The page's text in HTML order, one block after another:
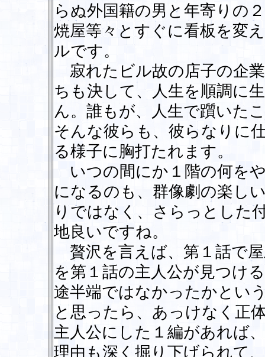
らぬ外国籍の男と年寄りの
焼屋等々とすぐに看板を変
ルです。
寂れたビル故の店子の企
ちも決して、人生を順調に
ん。誰もが、人生で躓いた
そんな彼らも、彼らなりに
る様子に胸打たれます。
いつの間にか１階の何を
になるのも、群像劇の楽し
りではなく、さらっとした
地良いですね。
贅沢を言えば、第１話で
を第１話の主人公が見つけ
途半端ではなかったかとい
と思ったら、あっけなく正
主人公にした１編があれば
理由も深く掘り下げられて